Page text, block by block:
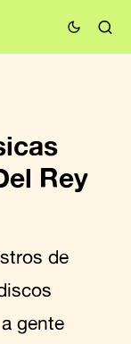
Rey
de
gente